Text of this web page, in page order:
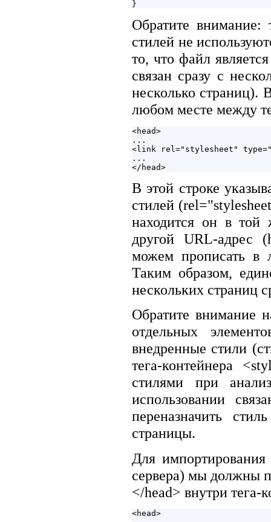
Обратите
стилей не
то, что файл
связан сразу с
несколько страниц).
любом месте между
<head>
...
<link rel="stylesheet"
...
В этой строке
стилей
находится он в
другой URL-адрес
можем прописать в
Таким образом,
нескольких страниц
Обратите внимание
отдельных
внедренные стили
тега-контейнера
стилями при
использовании
переназначить
страницы.
Для
сервера) мы должны
</head> внутри
<head>